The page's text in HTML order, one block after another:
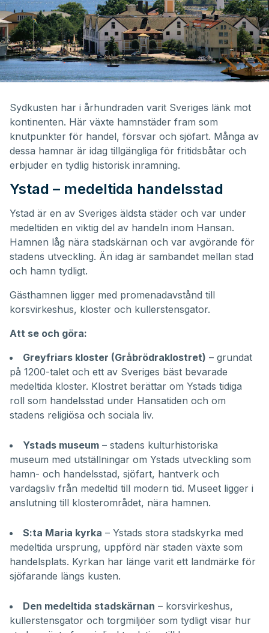
Sydkusten har i århundraden varit Sveriges länk mot
kontinenten. Här växte hamnstäder fram som
knutpunkter för handel, försvar och sjöfart. Många av
dessa hamnar är idag tillgängliga för fritidsbåtar och
erbjuder en tydlig historisk inramning.
Ystad – medeltida handelsstad
Ystad är en av Sveriges äldsta städer och var under
medeltiden en viktig del av handeln inom Hansan.
Hamnen låg nära stadskärnan och var avgörande för
stadens utveckling. Än idag är sambandet mellan stad
och hamn tydligt.
Gästhamnen ligger med promenadavstånd till
korsvirkeshus, kloster och kullerstensgator.
Att se och göra:
Greyfriars kloster (Gråbrödraklostret) – grundat
på 1200-talet och ett av Sveriges bäst bevarade
medeltida kloster. Klostret berättar om Ystads tidiga
roll som handelsstad under Hansatiden och om
stadens religiösa och sociala liv.
Ystads museum – stadens kulturhistoriska
museum med utställningar om Ystads utveckling som
hamn- och handelsstad, sjöfart, hantverk och
vardagsliv från medeltid till modern tid. Museet ligger i
anslutning till klosterområdet, nära hamnen.
S:ta Maria kyrka – Ystads stora stadskyrka med
medeltida ursprung, uppförd när staden växte som
handelsplats. Kyrkan har länge varit ett landmärke för
sjöfarande längs kusten.
Den medeltida stadskärnan – korsvirkeshus,
kullerstensgator och torgmiljöer som tydligt visar hur